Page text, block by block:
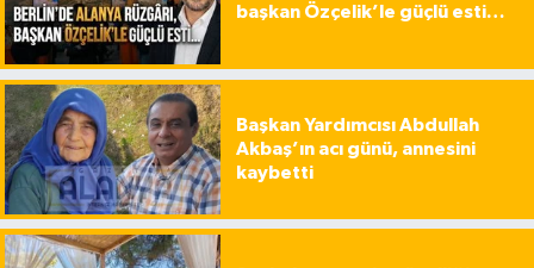
başkan Özçelik’le güçlü esti…
Başkan Yardımcısı Abdullah
Akbaş’ın acı günü, annesini
kaybetti